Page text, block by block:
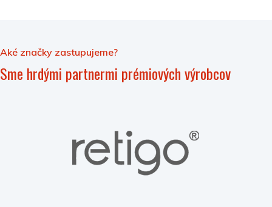
Aké značky zastupujeme?
Sme hrdými partnermi prémiových výrobcov